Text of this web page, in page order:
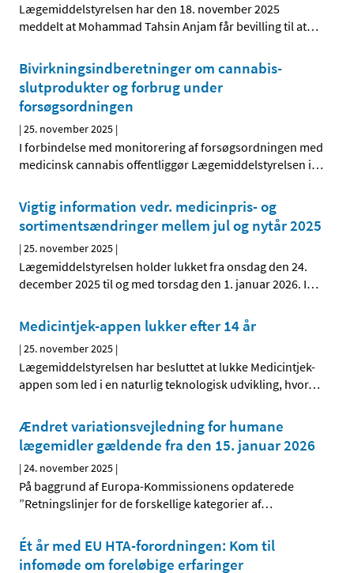
Lægemiddelstyrelsen har den 18. november 2025
meddelt at Mohammad Tahsin Anjam får bevilling til at…
Bivirkningsindberetninger om cannabis-
slutprodukter og forbrug under
forsøgsordningen
|25. november 2025 |
I forbindelse med monitorering af forsøgsordningen med
medicinsk cannabis offentliggør Lægemiddelstyrelsen i…
Vigtig information vedr. medicinpris- og
sortimentsændringer mellem jul og nytår 2025
|25. november 2025 |
Lægemiddelstyrelsen holder lukket fra onsdag den 24.
december 2025 til og med torsdag den 1. januar 2026. I…
Medicintjek-appen lukker efter 14 år
|25. november 2025 |
Lægemiddelstyrelsen har besluttet at lukke Medicintjek-
appen som led i en naturlig teknologisk udvikling, hvor…
Ændret variationsvejledning for humane
lægemidler gældende fra den 15. januar 2026
|24. november 2025 |
På baggrund af Europa-Kommissionens opdaterede
”Retningslinjer for de forskellige kategorier af…
Ét år med EU HTA-forordningen: Kom til
infomøde om foreløbige erfaringer